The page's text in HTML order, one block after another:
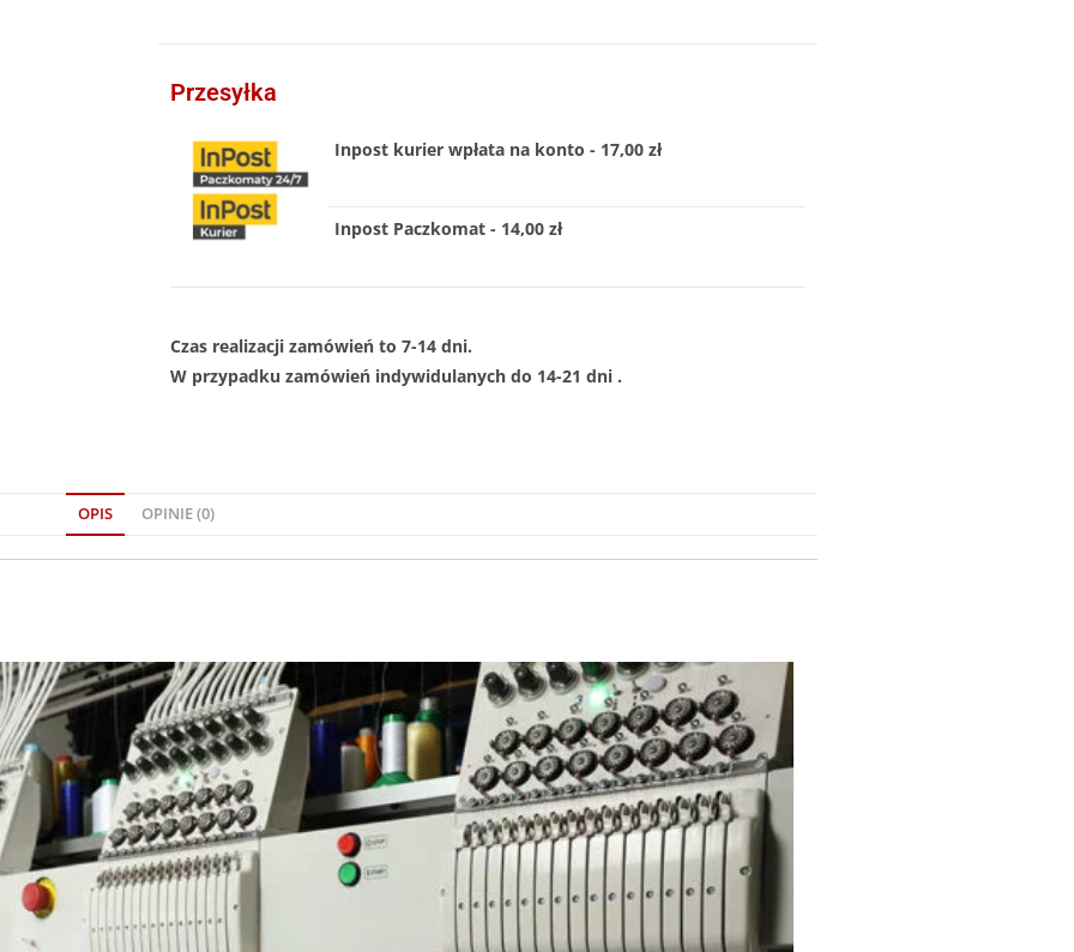
Przesyłka
Inpost kurier wpłata na konto - 17,00 zł
Inpost Paczkomat - 14,00 zł
Czas realizacji zamówień to 7-14 dni.
W przypadku zamówień indywidulanych do 14-21 dni .
OPIS OPINIE (0)